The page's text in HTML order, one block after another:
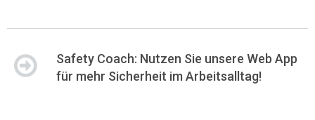
Safety Coach: Nutzen Sie unsere Web App
für mehr Sicherheit im Arbeitsalltag!